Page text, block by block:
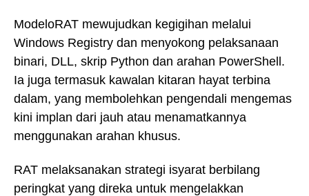
ModeloRAT mewujudkan kegigihan melalui
Windows Registry dan menyokong pelaksanaan
binari, DLL, skrip Python dan arahan PowerShell.
Ia juga termasuk kawalan kitaran hayat terbina
dalam, yang membolehkan pengendali mengemas
kini implan dari jauh atau menamatkannya
menggunakan arahan khusus.
RAT melaksanakan strategi isyarat berbilang
peringkat yang direka untuk mengelakkan